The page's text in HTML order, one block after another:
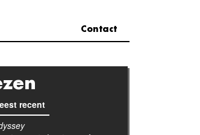
Contact
tabblad)
recent